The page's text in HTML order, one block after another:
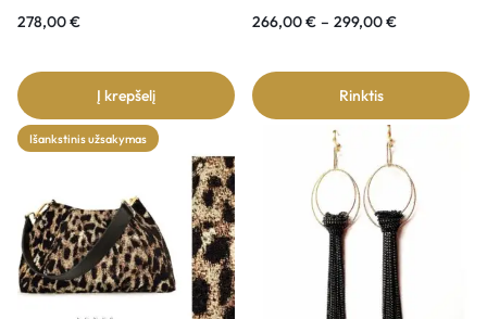
278,00€
Į krepšelį
266,00€ – 299,00€
Rinktis
Išankstinis užsakymas